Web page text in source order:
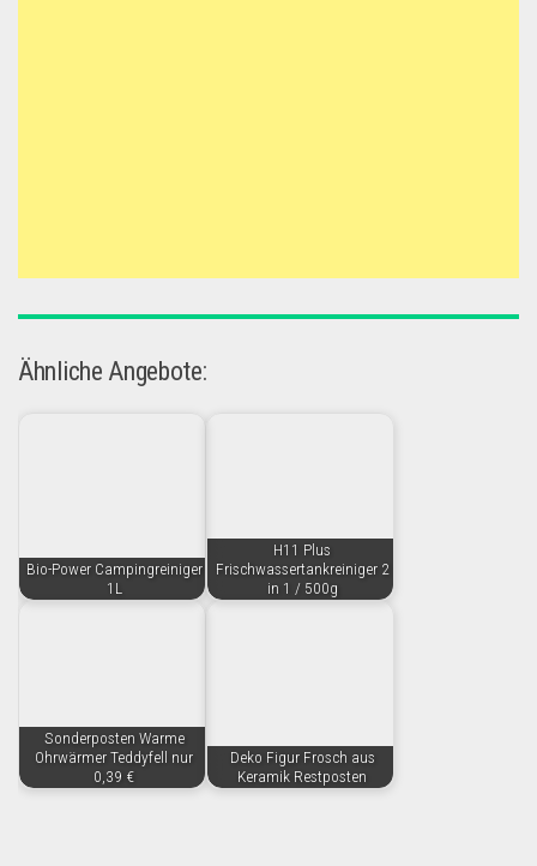
Ähnliche Angebote:
Bio-Power Campingreiniger
1L
H11 Plus
Frischwassertankreiniger 2
in 1 / 500g
Sonderposten Warme
Ohrwärmer Teddyfell nur
0,39 €
Deko Figur Frosch aus
Keramik Restposten